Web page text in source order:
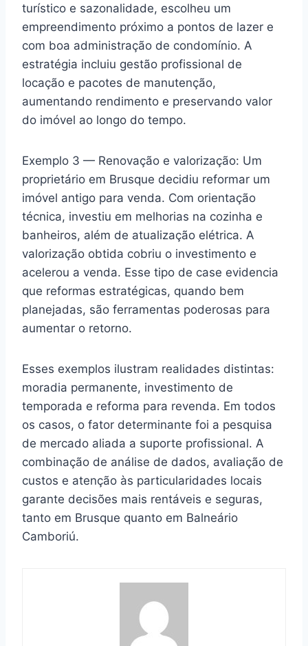
turístico e sazonalidade, escolheu um
empreendimento próximo a pontos de lazer e
com boa administração de condomínio. A
estratégia incluiu gestão profissional de
locação e pacotes de manutenção,
aumentando rendimento e preservando valor
do imóvel ao longo do tempo.
Exemplo 3 — Renovação e valorização: Um
proprietário em Brusque decidiu reformar um
imóvel antigo para venda. Com orientação
técnica, investiu em melhorias na cozinha e
banheiros, além de atualização elétrica. A
valorização obtida cobriu o investimento e
acelerou a venda. Esse tipo de case evidencia
que reformas estratégicas, quando bem
planejadas, são ferramentas poderosas para
aumentar o retorno.
Esses exemplos ilustram realidades distintas:
moradia permanente, investimento de
temporada e reforma para revenda. Em todos
os casos, o fator determinante foi a pesquisa
de mercado aliada a suporte profissional. A
combinação de análise de dados, avaliação de
custos e atenção às particularidades locais
garante decisões mais rentáveis e seguras,
tanto em Brusque quanto em Balneário
Camboriú.